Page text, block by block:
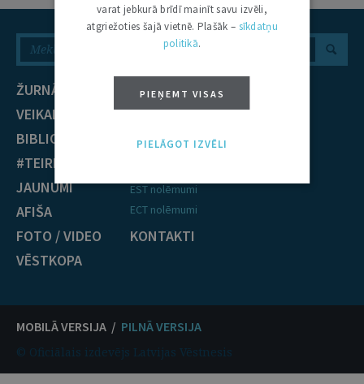
ŽURNĀLS
VEIKALS
BIBLIOTĒKA
#TEIRDARBS
JAUNUMI
AFIŠA
FOTO / VIDEO
VĒSTKOPA
NOZARES
Krimināltiesības
EST nolēmumi
ECT nolēmumi
KONTAKTI
MOBILĀ VERSIJA / PILNĀ VERSIJA
© Oficiālais izdevējs Latvijas Vēstnesis
varat jebkurā brīdī mainīt savu izvēli,
atgriežoties šajā vietnē. Plašāk – sīkdatņu
politikā.
PIEŅEMT VISAS
PIELĀGOT IZVĒLI